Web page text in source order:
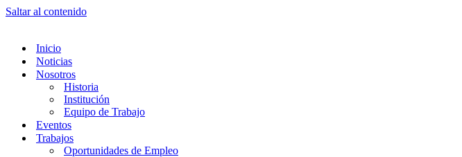
Saltar al contenido
Inicio
Noticias
Nosotros
Historia
Institución
Equipo de Trabajo
Eventos
Trabajos
Oportunidades de Empleo